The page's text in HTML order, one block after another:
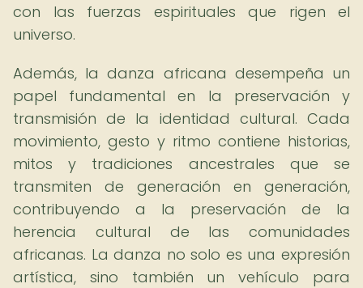
con las fuerzas espirituales que rigen el
universo.
Además, la danza africana desempeña un
papel fundamental en la preservación y
transmisión de la identidad cultural. Cada
movimiento, gesto y ritmo contiene historias,
mitos y tradiciones ancestrales que se
transmiten de generación en generación,
contribuyendo a la preservación de la
herencia cultural de las comunidades
africanas. La danza no solo es una expresión
artística, sino también un vehículo para